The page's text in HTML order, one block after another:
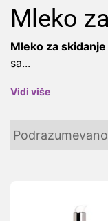
Mleko
Mleko za
sa...
Vidi više